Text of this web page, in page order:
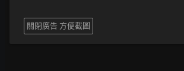
關閉廣告 方便截圖